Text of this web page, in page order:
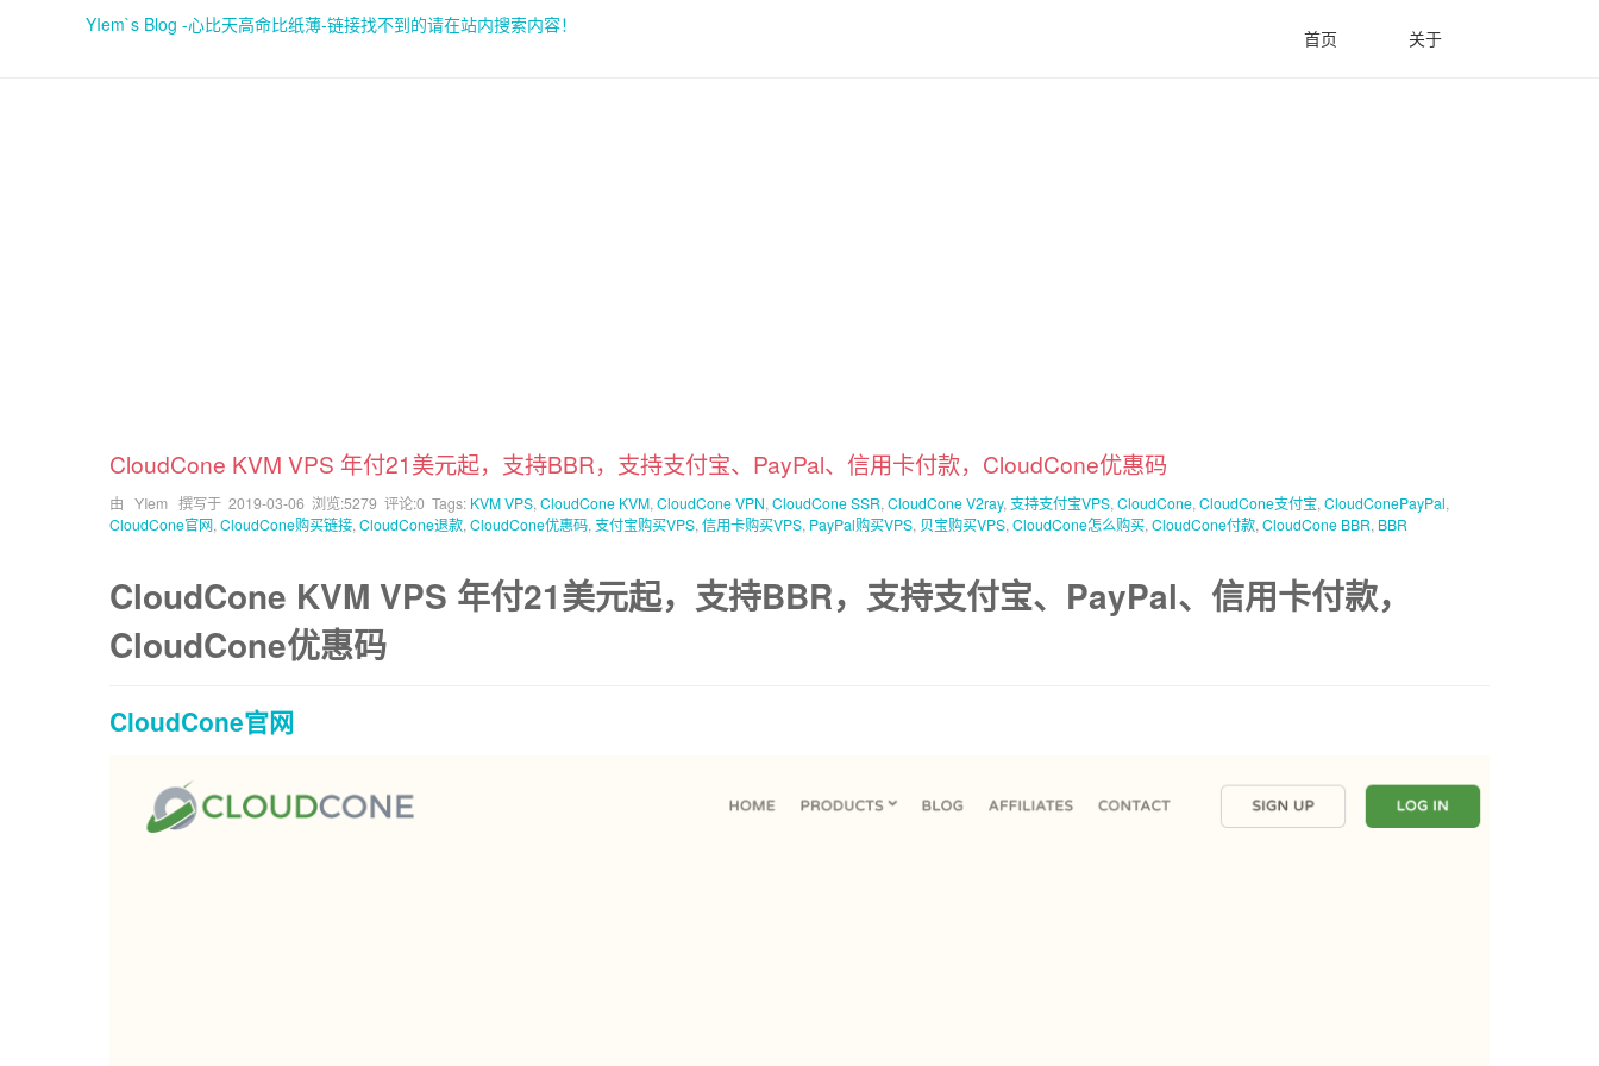
YIem`s Blog -心比天高命比纸薄-链接找不到的请在站内搜索内容！
首页 关于
CloudCone KVM VPS 年付21美元起，支持BBR，支持支付宝、PayPal、信用卡付款，CloudCone优惠码
由 YIem 撰写于 2019-03-06 浏览:5279 评论:0 Tags: KVM VPS, CloudCone KVM, CloudCone VPN, CloudCone SSR, CloudCone V2ray, 支持支付宝VPS, CloudCone, CloudCone支付宝, CloudConePayPal,
CloudCone官网, CloudCone购买链接, CloudCone退款, CloudCone优惠码, 支付宝购买VPS, 信用卡购买VPS, PayPal购买VPS, 贝宝购买VPS, CloudCone怎么购买, CloudCone付款, CloudCone BBR, BBR
CloudCone KVM VPS 年付21美元起，支持BBR，支持支付宝、PayPal、信用卡付款，
CloudCone优惠码
CloudCone官网